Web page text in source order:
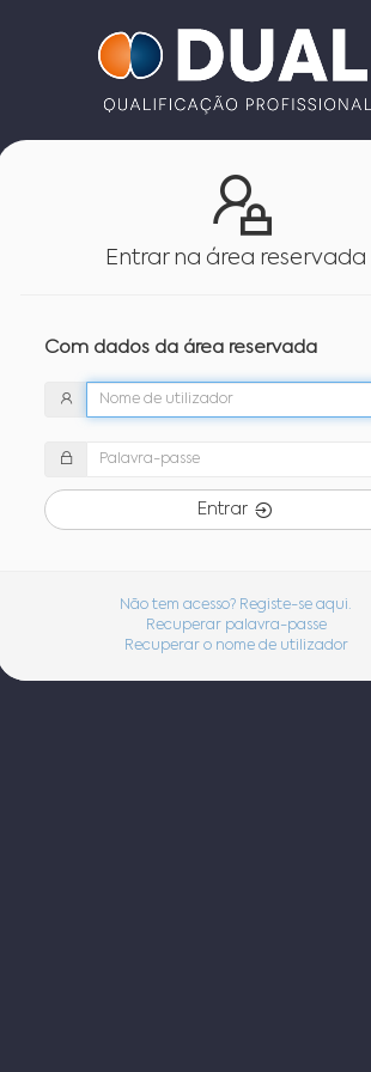
Entrar na área reservada
Com dados da área reservada
Entrar
Não tem acesso? Registe-se aqui.
Recuperar palavra-passe
Recuperar o nome de utilizador